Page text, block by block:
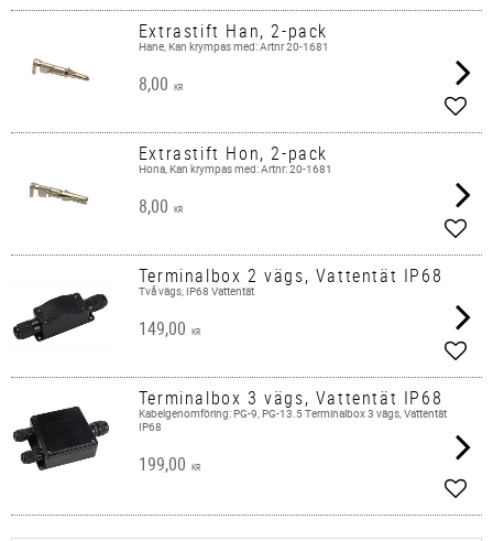
Extrastift Han, 2-pack
Hane, Kan krympas med: Artnr 20-1681
8,00 KR
Extrastift Hon, 2-pack
Hona, Kan krympas med: Artnr: 20-1681
8,00 KR
Terminalbox 2 vägs, Vattentät IP68
Två vägs, IP68 Vattentät
149,00 KR
Terminalbox 3 vägs, Vattentät IP68
Kabelgenomföring: PG-9, PG-13.5 Terminalbox 3 vägs, Vattentät
IP68
199,00 KR